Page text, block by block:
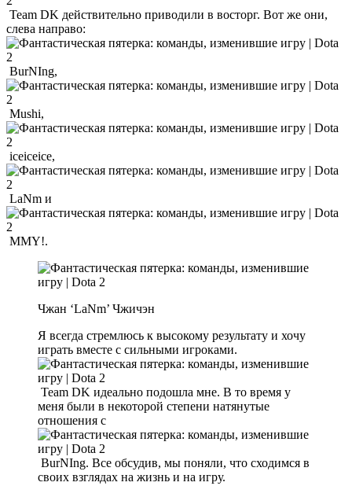
Team DK действительно приводили в восторг. Вот же они,
слева направо:
BurNIng,
Mushi,
iceiceice,
LaNm и
MMY!.
Чжан ‘LaNm’ Чжичэн
Я всегда стремлюсь к высокому результату и хочу
играть вместе с сильными игроками.
Team DK идеально подошла мне. В то время у
меня были в некоторой степени натянутые
отношения с
BurNIng. Все обсудив, мы поняли, что сходимся в
своих взглядах на жизнь и на игру.